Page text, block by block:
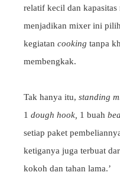
relatif kecil dan
menjadikan mixer ini
kegiatan cooking tanpa
membengkak.
Tak hanya itu, standing
1 dough hook, 1 buah
setiap paket
ketiganya juga terbuat
kokoh dan tahan lama.’